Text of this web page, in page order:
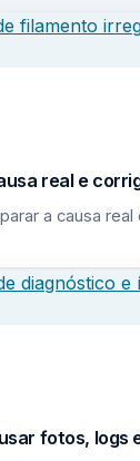
real e
a causa
fotos,